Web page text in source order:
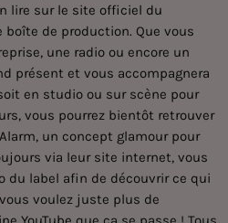
lire sur le site officiel du
de production. Que vous
une radio ou encore un
présent et vous accompagnera
en studio ou sur scène pour
vous pourrez bientôt retrouver
un concept glamour pour
via leur site internet, vous
du label afin de découvrir ce qui
voulez juste plus de